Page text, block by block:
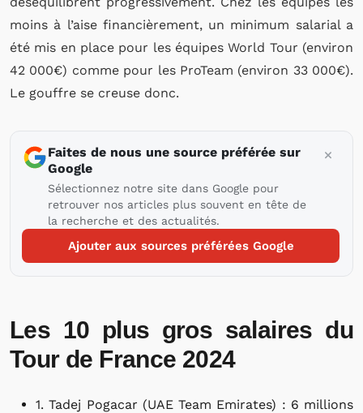
moins à l’aise financièrement, un minimum salarial a
été mis en place pour les équipes World Tour (environ
42 000€) comme pour les ProTeam (environ 33 000€).
Le gouffre se creuse donc.
Faites de nous une source préférée sur
Google
Sélectionnez notre site dans Google pour
retrouver nos articles plus souvent en tête de
la recherche et des actualités.
Ajouter aux sources préférées Google
Les 10 plus gros salaires du
Tour de France 2024
1. Tadej Pogacar (UAE Team Emirates) : 6 millions